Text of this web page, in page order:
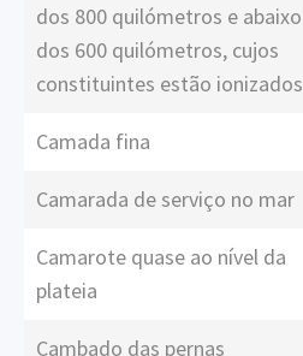
dos 800 quilómetros e abaixo
dos 600 quilómetros, cujos
constituintes estão ionizados
Camada fina
Camarada de serviço no mar
Camarote quase ao nível da
plateia
Cambado das pernas